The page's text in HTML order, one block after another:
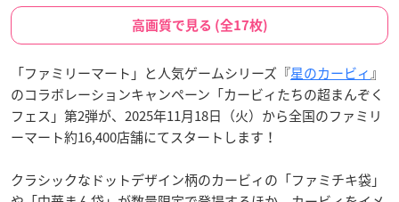
高画質で見る (全17枚)
「ファミリーマート」と人気ゲームシリーズ『星のカービィ』
のコラボレーションキャンペーン「カービィたちの超まんぞく
フェス」第2弾が、2025年11月18日（火）から全国のファミリ
ーマート約16,400店舗にてスタートします！
クラシックなドットデザイン柄のカービィの「ファミチキ袋」